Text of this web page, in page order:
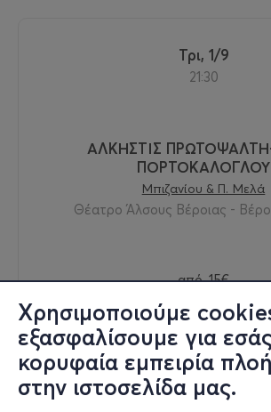
Χρησιμοποιούμε
εξασφαλίσουμε για
κορυφαία εμπειρία
στην ιστοσελίδα μας.
Τρι, 1/9
21:30
ΑΛΚΗΣΤΙΣ
ΠΟΡΤΟΚΑΛΟΓΛΟΥ
Μπιζανίου & Π. Μελά
Θέατρο Άλσους Βέροιας -
από 15€
Εισιτήρια